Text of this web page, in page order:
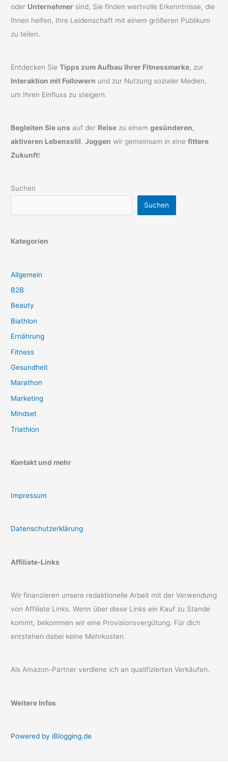
oder Unternehmer sind, Sie finden wertvolle Erkenntnisse, die
Ihnen helfen, Ihre Leidenschaft mit einem größeren Publikum
zu teilen.
Entdecken SieTipps zum Aufbau Ihrer Fitnessmarke, zur
Interaktion mit Followern und zur Nutzung sozialer Medien,
um Ihren Einfluss zu steigern.
Begleiten Sie uns auf der Reise zu einemgesünderen,
aktiveren Lebensstil.Joggen wir gemeinsam in einefittere
Zukunft!
Suchen
Suchen
Kategorien
Allgemein
B2B
Beauty
Biathlon
Ernährung
Fitness
Gesundheit
Marathon
Marketing
Mindset
Triathlon
Kontakt und mehr
Impressum
Datenschutzerklärung
Affiliate-Links
Wir finanzieren unsere redaktionelle Arbeit mit der Verwendung
von Affiliate Links. Wenn über diese Links ein Kauf zu Stande
kommt, bekommen wir eine Provisionsvergütung. Für dich
entstehen dabei keine Mehrkosten.
Als Amazon-Partner verdiene ich an qualifizierten Verkäufen.
Weitere Infos
Powered by iBlogging.de